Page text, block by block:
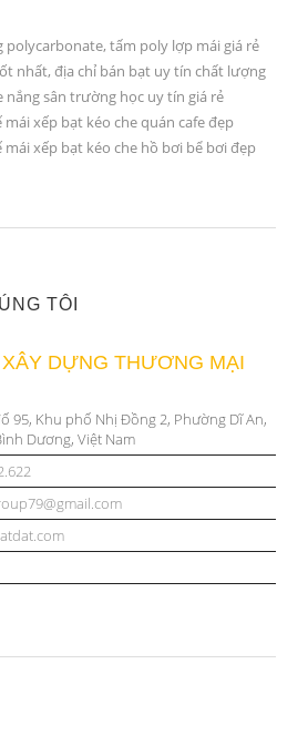
polycarbonate, tấm poly lợp mái giá rẻ
nhất, địa chỉ bán bạt uy tín chất lượng
nắng sân trường học uy tín giá rẻ
xếp bạt kéo che quán cafe đẹp
mái xếp bạt kéo che hồ bơi bể bơi đẹp
TÔI
DỰNG THƯƠNG MẠI
95, Khu phố Nhị Đồng 2, Phường Dĩ An,
Dương, Việt Nam